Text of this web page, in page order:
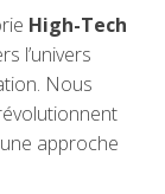
High-Tech
l’univers
Nous
approche